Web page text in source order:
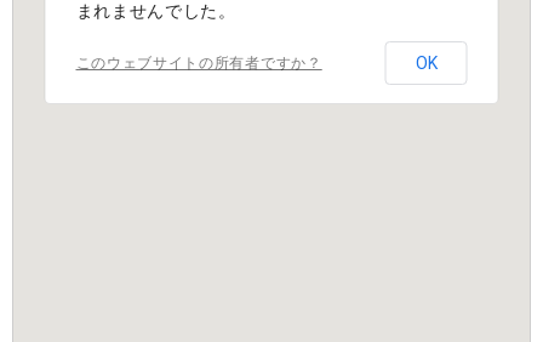
まれませんでした。
このウェブサイトの所有者ですか？ OK